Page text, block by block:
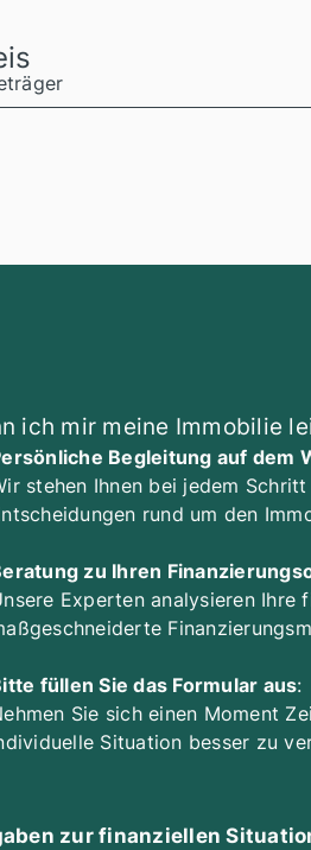
ich mir meine Immobilie
Begleitung auf dem
stehen Ihnen bei jedem
rund um den
zu Ihren
Experten analysieren Ihre
füllen Sie das Formular aus:
Sie sich einen Moment
Situation besser zu
zur finanziellen